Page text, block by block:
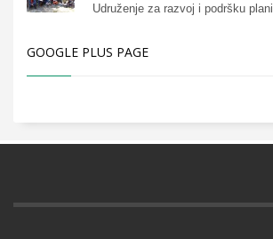
Udruženje za razvoj i podršku
GOOGLE PLUS PAGE